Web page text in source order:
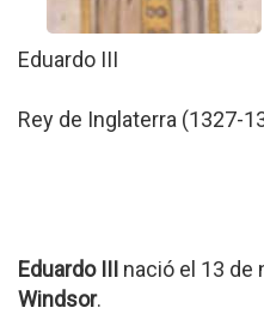
Eduardo III
Rey de Inglaterra (1327-
Eduardo III nació el 13 de
Windsor.